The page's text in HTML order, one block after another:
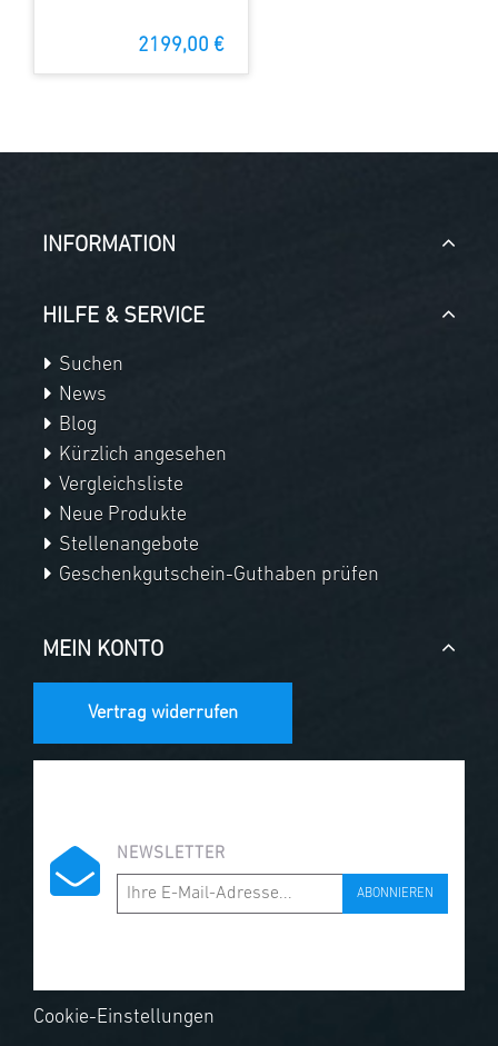
2199,00 €
INFORMATION
HILFE & SERVICE
Suchen
News
Blog
Kürzlich angesehen
Vergleichsliste
Neue Produkte
Stellenangebote
Geschenkgutschein-Guthaben prüfen
MEIN KONTO
Vertrag widerrufen
NEWSLETTER
ABONNIEREN
Cookie-Einstellungen